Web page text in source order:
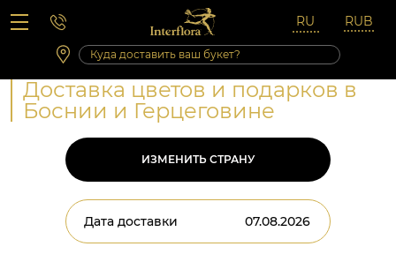
Вопросы-ответы
Сб 10:00 ‐ 14:00
Выходные и праздничные дни
Доставка цветов и подарков в
Боснии и Герцеговине
ИЗМЕНИТЬ СТРАНУ
Дата доставки